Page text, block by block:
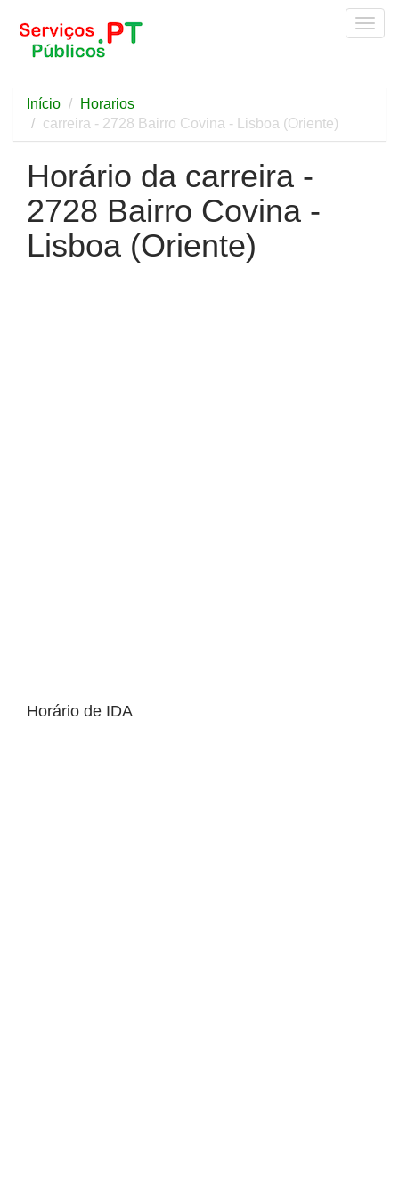
Início
Horarios
carreira - 2728 Bairro Covina - Lisboa (Oriente)
Horário da carreira -
2728 Bairro Covina -
Lisboa (Oriente)
Horário de IDA